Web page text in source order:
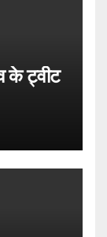
के ट्वीट